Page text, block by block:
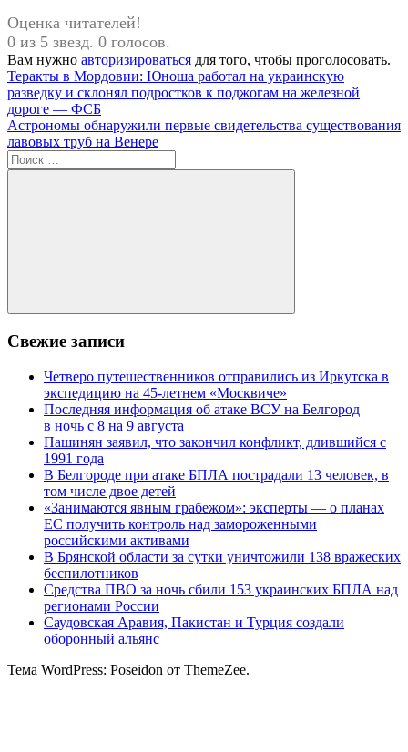
Оценка читателей!
0 из 5 звезд. 0 голосов.
Вам нужно авторизироваться для того, чтобы проголосовать.
Навигация
по
записям
Предыдущая
запись:
Теракты в Мордовии: Юноша работал на украинскую
разведку и склонял подростков к поджогам на железной
дороге — ФСБ
Следующая
запись:
Астрономы обнаружили первые свидетельства существования
лавовых труб на Венере
Поиск
для:
Поиск
Свежие записи
Четверо путешественников отправились из Иркутска в
экспедицию на 45-летнем «Москвиче»
Последняя информация об атаке ВСУ на Белгород
в ночь с 8 на 9 августа
Пашинян заявил, что закончил конфликт, длившийся с
1991 года
В Белгороде при атаке БПЛА пострадали 13 человек, в
том числе двое детей
«Занимаются явным грабежом»: эксперты — о планах
ЕС получить контроль над замороженными
российскими активами
В Брянской области за сутки уничтожили 138 вражеских
беспилотников
Средства ПВО за ночь сбили 153 украинских БПЛА над
регионами России
Саудовская Аравия, Пакистан и Турция создали
оборонный альянс
Тема WordPress: Poseidon от ThemeZee.